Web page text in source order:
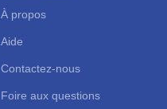
À propos
Aide
Contactez-nous
Foire aux questions